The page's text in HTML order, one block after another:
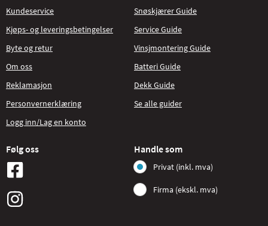
Kundeservice
Kjøps- og leveringsbetingelser
Byte og retur
Om oss
Reklamasjon
Personvernerklæring
Logg inn/Lag en konto
Snøskjærer Guide
Service Guide
Vinsjmontering Guide
Batteri Guide
Dekk Guide
Se alle guider
Følg oss Handle som
Privat (inkl. mva)
Firma (ekskl. mva)